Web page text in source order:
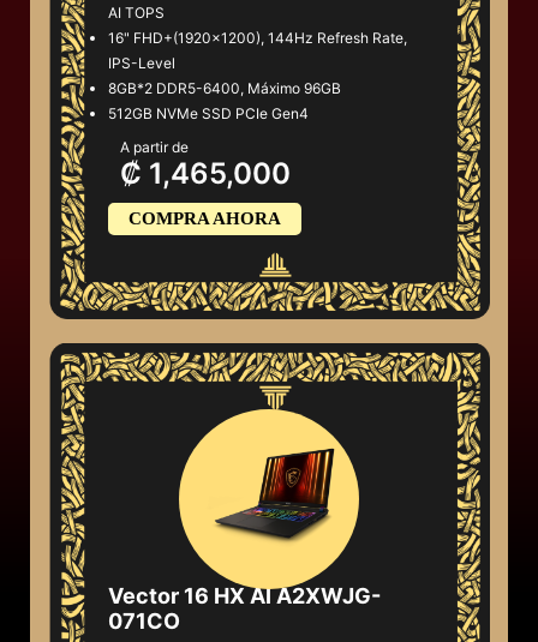
AI TOPS
16" FHD+(1920x1200), 144Hz Refresh Rate,
IPS-Level
8GB*2 DDR5-6400, Máximo 96GB
512GB NVMe SSD PCIe Gen4
A partir de
₡ 1,465,000
COMPRA AHORA
Vector 16 HX AI A2XWJG-
071CO